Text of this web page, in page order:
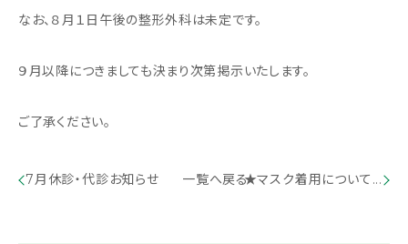
なお、８月１日午後の整形外科は未定です。
９月以降につきましても決まり次第掲示いたします。
ご了承ください。
7月休診・代診お知らせ 一覧へ戻る★マスク着用について...